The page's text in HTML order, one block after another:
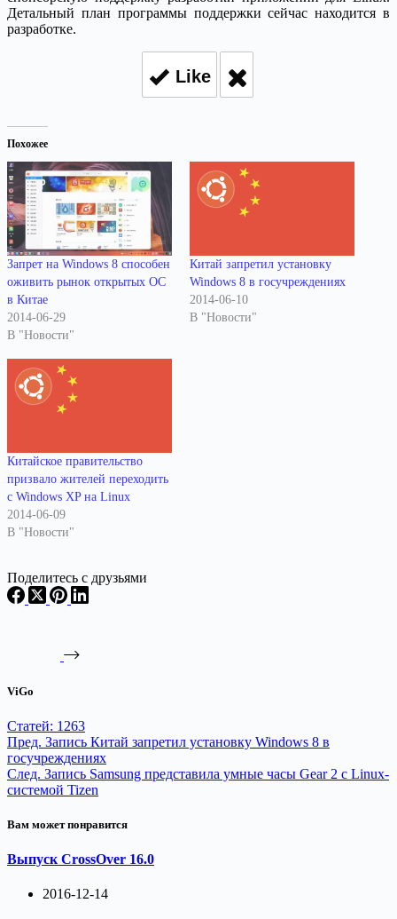
Детальный план программы поддержки сейчас находится в
разработке.
Like
Похожее
Запрет на Windows 8 способен
оживить рынок открытых ОС
в Китае
2014-06-29
В "Новости"
Китай запретил установку
Windows 8 в госучреждениях
2014-06-10
В "Новости"
Китайское правительство
призвало жителей переходить
с Windows XP на Linux
2014-06-09
В "Новости"
Поделитесь с друзьями
ViGo
Статей: 1263
Пред. Запись Китай запретил установку Windows 8 в
госучреждениях
След. Запись Samsung представила умные часы Gear 2 с Linux-
системой Tizen
Вам может понравится
Выпуск CrossOver 16.0
2016-12-14